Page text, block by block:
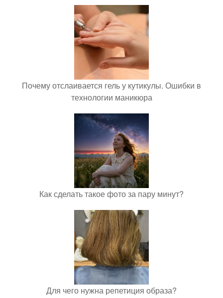
Почему отслаивается гель у кутикулы. Ошибки в
технологии маникюра
Как сделать такое фото за пару минут?
Для чего нужна репетиция образа?